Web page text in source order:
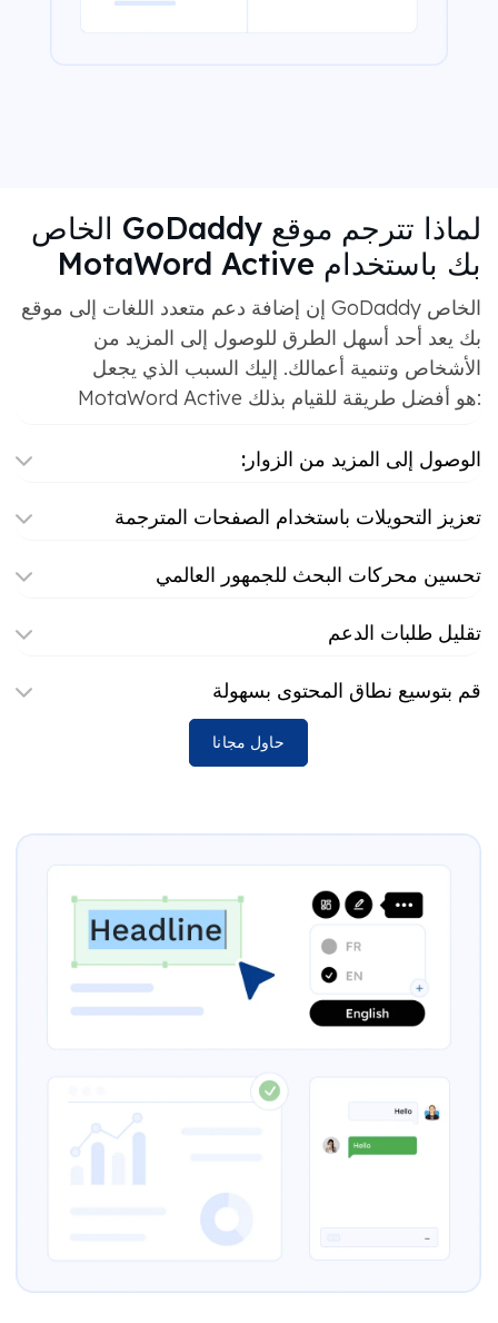
لماذا تترجم موقع GoDaddy الخاص
بك باستخدام MotaWord Active
إن إضافة دعم متعدد اللغات إلى موقع GoDaddy الخاص
بك يعد أحد أسهل الطرق للوصول إلى المزيد من
الأشخاص وتنمية أعمالك. إليك السبب الذي يجعل
MotaWord Active هو أفضل طريقة للقيام بذلك:
الوصول إلى المزيد من الزوار:
تعزيز التحويلات باستخدام الصفحات المترجمة
تحسين محركات البحث للجمهور العالمي
تقليل طلبات الدعم
قم بتوسيع نطاق المحتوى بسهولة
حاول مجانا